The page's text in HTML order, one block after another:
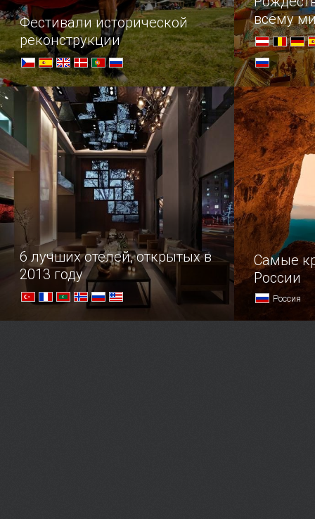
Фестивали исторической
реконструкции
Любителям истории посвящается
всему
В
самых
6 лучших отелей, открытых в
2013 году
Самые
России
Россия